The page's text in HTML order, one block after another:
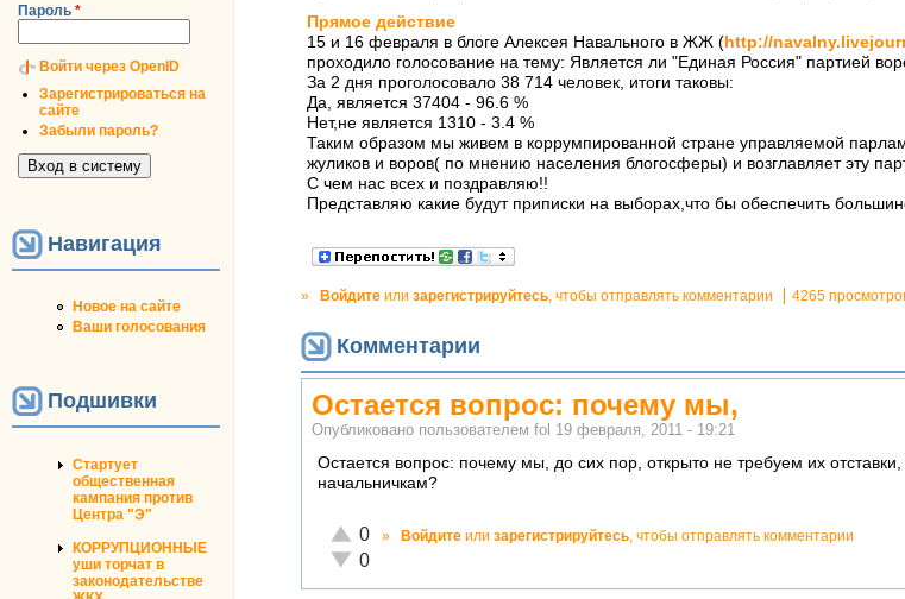
Пароль *
Войти через OpenID
Зарегистрироваться на
сайте
Забыли пароль?
Навигация
Новое на сайте
Ваши голосования
Подшивки
Стартует
общественная
кампания против
Центра "Э"
КОРРУПЦИОННЫЕ
уши торчат в
законодательстве
Прямое действие
15 и 16 февраля в блоге Алексея Навального в ЖЖ (http://
проходило голосование на тему: Является ли "Единая Россия" партией
За 2 дня проголосовало 38 714 человек, итоги таковы:
Да, является 37404 - 96.6 %
Нет,не является 1310 - 3.4 %
Таким образом мы живем в коррумпированной стране управляемой
жуликов и воров( по мнению населения блогосферы) и возглавляет эту
С чем нас всех и поздравляю!!
Представляю какие будут приписки на выборах,что бы обеспечить
» Войдите или зарегистрируйтесь , чтобы отправлять комментарии 4265
Комментарии
Остается вопрос: почему мы,
Опубликовано пользователем fol 19 февраля, 2011 - 19:21
Остается вопрос: почему мы, до сих пор, открыто не требуем их
начальничкам?
Отлично!
0
Неадекватно!
0
» Войдите или зарегистрируйтесь, чтобы отправлять комментарии